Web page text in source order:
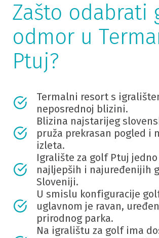
Zašto odabrati
odmor u
Ptuj?
Termalni resort s
neposrednoj blizini.
Blizina najstarijeg
pruža prekrasan pogled i
izleta.
Igralište za golf Ptuj jedno
najljepših i najuređenijih
Sloveniji.
U smislu konfiguracije
uglavnom je ravan,
prirodnog parka.
Na igralištu za golf ima